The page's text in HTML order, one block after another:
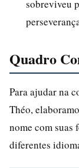
sobreviveu
Quadro
Para ajudar na
Théo,
nome com suas
diferentes